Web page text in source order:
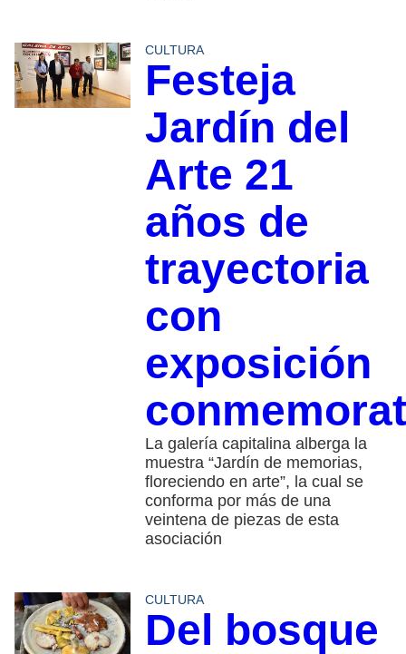
CULTURA
Festeja
Jardín del
Arte 21
años de
trayectoria
con
exposición
La galería capitalina alberga la
muestra “Jardín de memorias,
floreciendo en arte”, la cual se
conforma por más de una
veintena de piezas de esta
asociación
CULTURA
Del bosque